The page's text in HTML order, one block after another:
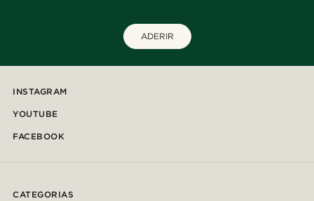
ADERIR
INSTAGRAM
YOUTUBE
FACEBOOK
CATEGORIAS